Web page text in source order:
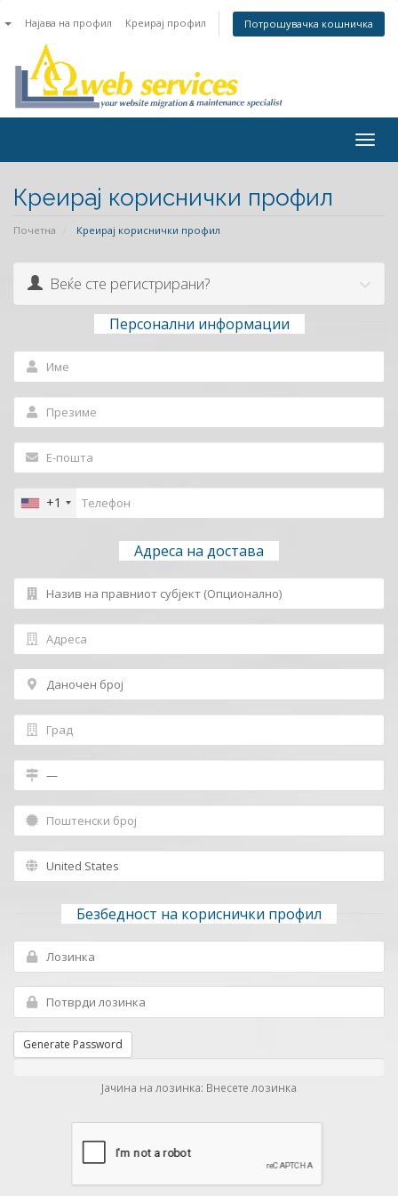
Најава на профил Креирај профил Потрошувачка кошничка
Креирај кориснички профил
Почетна Креирај кориснички профил
Веќе сте регистрирани?
Персонални информации
+1
Адреса на достава
Безбедност на кориснички профил
Generate Password
Јачина на лозинка: Внесете лозинка